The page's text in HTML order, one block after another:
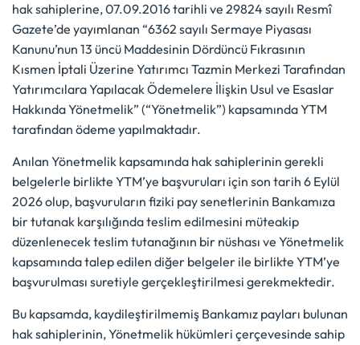
hak sahiplerine, 07.09.2016 tarihli ve 29824 sayılı Resmî
Gazete’de yayımlanan “6362 sayılı Sermaye Piyasası
Kanunu’nun 13 üncü Maddesinin Dördüncü Fıkrasının
Kısmen İptali Üzerine Yatırımcı Tazmin Merkezi Tarafından
Yatırımcılara Yapılacak Ödemelere İlişkin Usul ve Esaslar
Hakkında Yönetmelik” (“Yönetmelik”) kapsamında YTM
tarafından ödeme yapılmaktadır.
Anılan Yönetmelik kapsamında hak sahiplerinin gerekli
belgelerle birlikte YTM’ye başvuruları için son tarih 6 Eylül
2026 olup, başvuruların fiziki pay senetlerinin Bankamıza
bir tutanak karşılığında teslim edilmesini müteakip
düzenlenecek teslim tutanağının bir nüshası ve Yönetmelik
kapsamında talep edilen diğer belgeler ile birlikte YTM’ye
başvurulması suretiyle gerçekleştirilmesi gerekmektedir.
Bu kapsamda, kaydileştirilmemiş Bankamız payları bulunan
hak sahiplerinin, Yönetmelik hükümleri çerçevesinde sahip